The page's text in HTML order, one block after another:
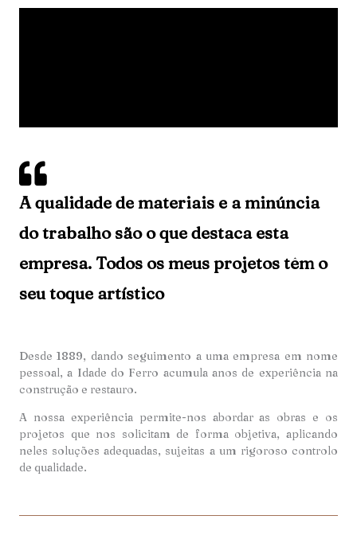
A qualidade de materiais e a minúncia
do trabalho são o que destaca esta
empresa. Todos os meus projetos têm o
seu toque artístico
Desde 1889, dando seguimento a uma empresa em nome
pessoal, a Idade do Ferro acumula anos de experiência na
construção e restauro.
A nossa experiência permite-nos abordar as obras e os
projetos que nos solicitam de forma objetiva, aplicando
neles soluções adequadas, sujeitas a um rigoroso controlo
de qualidade.